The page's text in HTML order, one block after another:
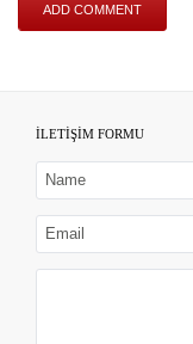
İLETİŞİM FORMU